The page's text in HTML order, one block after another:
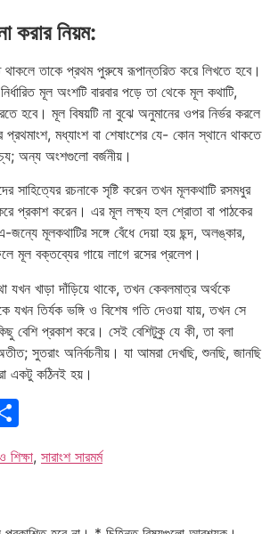
করার নিয়ম:
তাকে প্রথম পুরুষে রূপান্তরিত করে লিখতে হবে।
মূল অংশটি বারবার পড়ে তা থেকে মূল কথাটি,
হবে। মূল বিষয়টি না বুঝে অনুমানের ওপর নির্ভর করলে
প্রথমাংশ, মধ্যাংশ বা শেষাংশের যে- কোন স্থানে থাকতে
অন্য অংশগুলো বর্জনীয়।
সাহিত্যের রচনাকে সৃষ্টি করেন তখন মূলকথাটি রসমধুর
করে প্রকাশ করেন। এর মূল লক্ষ্য হল শ্রোতা বা পাঠকের
মূলকথাটির সঙ্গে বেঁধে দেয়া হয় ছন্দ, অলঙ্কার,
মূল বক্তব্যের গায়ে লাগে রসের প্রলেপ।
যখন খাড়া দাঁড়িয়ে থাকে, তখন কেবলমাত্র অর্থকে
যখন তির্যক ভঙ্গি ও বিশেষ গতি দেওয়া যায়, তখন সে
বেশি প্রকাশ করে। সেই বেশিটুকু যে কী, তা বলা
সুতরাং অনির্বচনীয়। যা আমরা দেখছি, শুনছি, জানছি
একটু কঠিনই হয়।
শিক্ষা, সারাংশ সারমর্ম